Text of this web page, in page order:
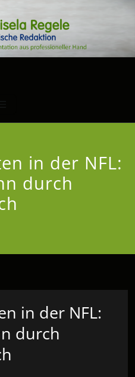
in der NFL:
durch
in der NFL:
durch